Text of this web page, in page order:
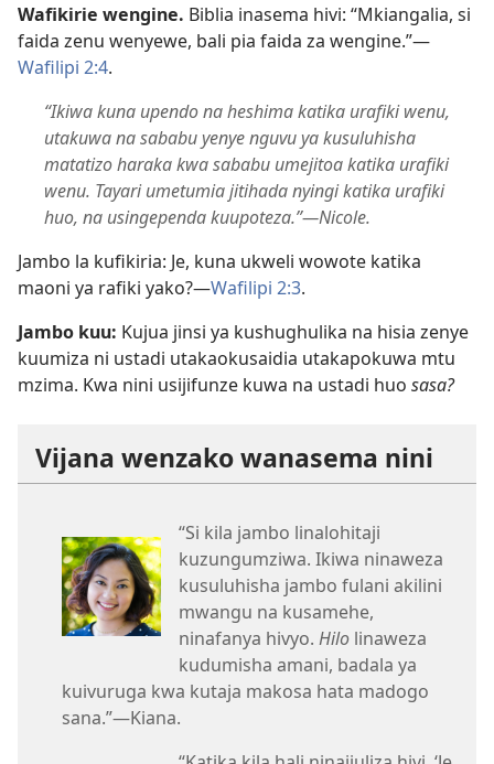
Wafikirie wengine. Biblia inasema hivi: “Mkiangalia, si
faida zenu wenyewe, bali pia faida za wengine.”​—
Wafilipi 2:4.
“Ikiwa kuna upendo na heshima katika urafiki wenu,
utakuwa na sababu yenye nguvu ya kusuluhisha
matatizo haraka kwa sababu umejitoa katika urafiki
wenu. Tayari umetumia jitihada nyingi katika urafiki
huo, na usingependa kuupoteza.”​—Nicole.
Jambo la kufikiria: Je, kuna ukweli wowote katika
maoni ya rafiki yako?​—Wafilipi 2:3.
Jambo kuu: Kujua jinsi ya kushughulika na hisia zenye
kuumiza ni ustadi utakaokusaidia utakapokuwa mtu
mzima. Kwa nini usijifunze kuwa na ustadi huo sasa?
Vijana wenzako wanasema nini
“Si kila jambo linalohitaji
kuzungumziwa. Ikiwa ninaweza
kusuluhisha jambo fulani akilini
mwangu na kusamehe,
ninafanya hivyo. Hilo linaweza
kudumisha amani, badala ya
kuivuruga kwa kutaja makosa hata madogo
sana.”​—Kiana.